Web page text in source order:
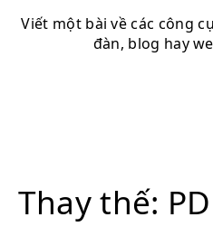
Viết một bài về các công
đàn, blog hay
Thay thế: